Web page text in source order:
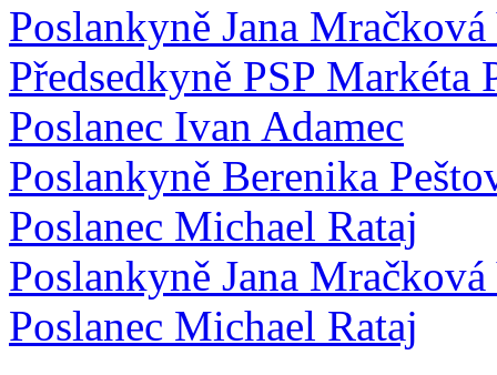
Poslankyně Jana
Předsedkyně PSP Markéta
Poslanec Ivan Adamec
Poslankyně Berenika
Poslanec Michael Rataj
Poslankyně Jana
Poslanec Michael Rataj